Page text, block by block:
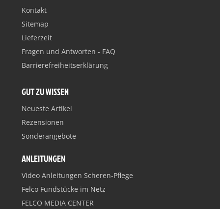
Kontakt
Sitemap
Lieferzeit
Fragen und Antworten - FAQ
Barrierefreiheitserklärung
GUT ZU WISSEN
Neueste Artikel
Rezensionen
Sonderangebote
ANLEITUNGEN
Video Anleitungen Scheren-Pflege
Felco Fundstücke im Netz
FELCO MEDIA CENTER